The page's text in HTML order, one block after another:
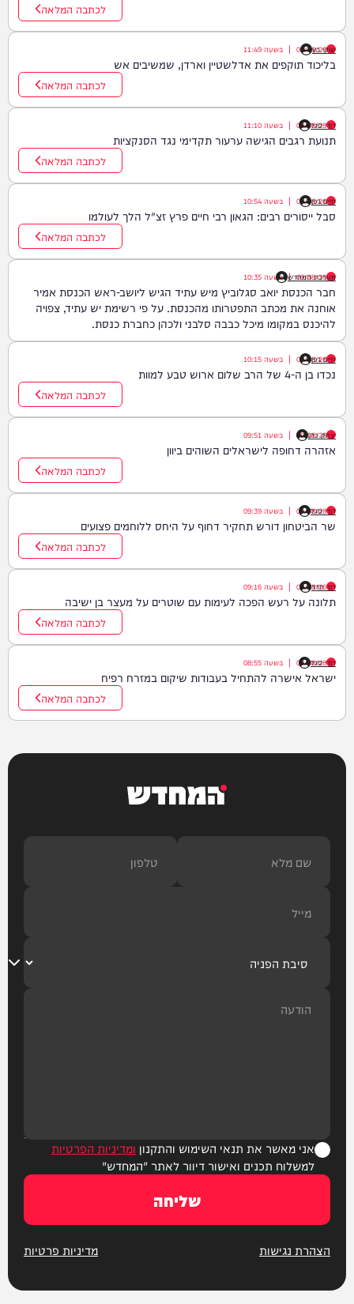
לכתבה המלאה
שוקי כץ
09/08/26
| בשעה 11:49
בליכוד תוקפים את אדלשטיין וארדן, שמשיבים אש
לכתבה המלאה
דודי סגל
09/08/26
| בשעה 11:10
תנועת רגבים הגישה ערעור תקדימי נגד הסנקציות
לכתבה המלאה
חיים גפן
09/08/26
| בשעה 10:54
סבל ייסורים רבים: הגאון רבי חיים פרץ זצ"ל הלך לעולמו
לכתבה המלאה
מערכת המחדש
09/08/26
| בשעה 10:35
חבר הכנסת יואב סגלוביץ מיש עתיד הגיש ליושב-ראש הכנסת אמיר
אוחנה את מכתב התפטרותו מהכנסת. על פי רשימת יש עתיד, צפויה
להיכנס במקומו מיכל כבבה סלבני ולכהן כחברת כנסת.
חיים גפן
09/08/26
| בשעה 10:15
נכדו בן ה-4 של הרב שלום ארוש טבע למוות
לכתבה המלאה
יצחק כהן
09/08/26
| בשעה 09:51
אזהרה דחופה לישראלים השוהים ביוון
לכתבה המלאה
דודי סגל
09/08/26
| בשעה 09:39
שר הביטחון דורש תחקיר דחוף על היחס ללוחמים פצועים
לכתבה המלאה
דוד חדד
09/08/26
| בשעה 09:16
תלונה על רעש הפכה לעימות עם שוטרים על מעצר בן ישיבה
לכתבה המלאה
דודי סגל
09/08/26
| בשעה 08:55
ישראל אישרה להתחיל בעבודות שיקום במזרח רפיח
לכתבה המלאה
המחדש
אני מאשר את תנאי השימוש והתקנון ומדיניות הפרטיות
למשלוח תכנים ואישור דיוור לאתר "המחדש"
שליחה
הצהרת נגישות מדיניות פרטיות